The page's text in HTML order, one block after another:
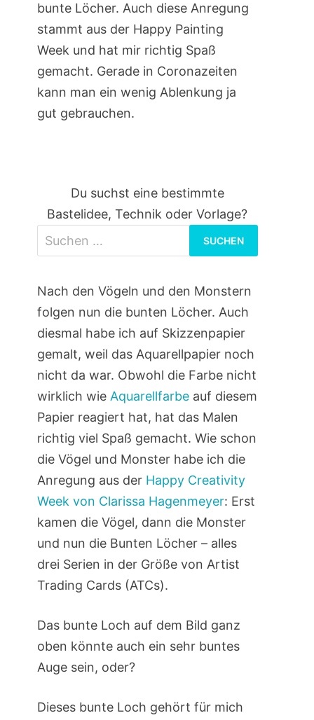
bunte Löcher. Auch diese Anregung
stammt aus der Happy Painting
Week und hat mir richtig Spaß
gemacht. Gerade in Coronazeiten
kann man ein wenig Ablenkung ja
gut gebrauchen.
Du suchst eine bestimmte
Bastelidee, Technik oder Vorlage?
nach:
Nach den Vögeln und den Monstern
folgen nun die bunten Löcher. Auch
diesmal habe ich auf Skizzenpapier
gemalt, weil das Aquarellpapier noch
nicht da war. Obwohl die Farbe nicht
wirklich wie Aquarellfarbeauf diesem
Papier reagiert hat, hat das Malen
richtig viel Spaß gemacht. Wie schon
die Vögel und Monster habe ich die
Anregung aus der Happy Creativity
Week von Clarissa Hagenmeyer: Erst
kamen die Vögel, dann die Monster
und nun die Bunten Löcher – alles
drei Serien in der Größe von Artist
Trading Cards (ATCs).
Das bunte Loch auf dem Bild ganz
oben könnte auch ein sehr buntes
Auge sein, oder?
Dieses bunte Loch gehört für mich